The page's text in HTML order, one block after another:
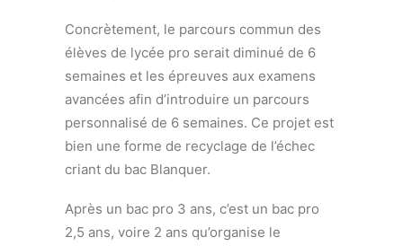
Concrètement, le parcours commun des
élèves de lycée pro serait diminué de 6
semaines et les épreuves aux examens
avancées afin d’introduire un parcours
personnalisé de 6 semaines. Ce projet est
bien une forme de recyclage de l’échec
criant du bac Blanquer.
Après un bac pro 3 ans, c’est un bac pro
2,5 ans, voire 2 ans qu’organise le